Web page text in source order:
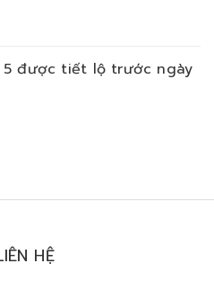
5 được tiết lộ trước ngày
HỆ